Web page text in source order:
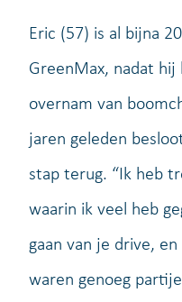
Eric (57) is al bijna
GreenMax, nadat
overnam van
jaren geleden
stap terug. “Ik heb
waarin ik veel heb
gaan van je drive,
waren genoeg